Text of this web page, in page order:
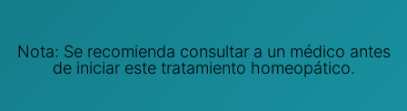
Nota: Se recomienda consultar a un médico antes
de iniciar este tratamiento homeopático.